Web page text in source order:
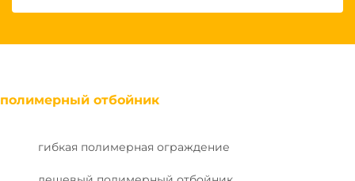
полимерный отбойник
гибкая полимерная ограждение